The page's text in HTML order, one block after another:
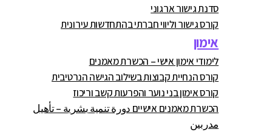
סדנת גישור ארגוני
קורס גישור וליווי חברתי בהתחדשות עירונית
אימון
לימודי אימון אישי – הכשרת מאמנים
קורס הנחיית קבוצות בשילוב הגישה הנרטיבית
קורס אימון בני נוער והפרעות קשב וריכוז
הכשרת מאמנים אישיים دورة تنمية بشرية – تأهيل
مدربين